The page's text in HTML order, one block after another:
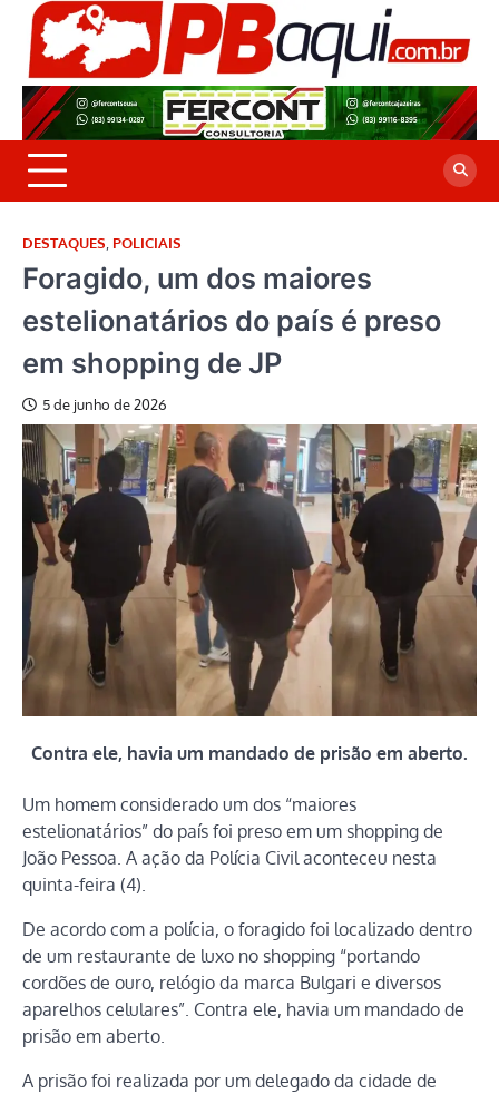
Skip
content
DESTAQUES POLICIAIS
Foragido, um dos maiores
estelionatários do país é preso
em shopping de JP
5 de junho de 2026
Contra ele, havia um mandado de prisão em aberto.
Um homem considerado um dos “maiores
estelionatários” do país foi preso em um shopping de
João Pessoa. A ação da Polícia Civil aconteceu nesta
quinta-feira (4).
De acordo com a polícia, o foragido foi localizado dentro
de um restaurante de luxo no shopping “portando
cordões de ouro, relógio da marca Bulgari e diversos
aparelhos celulares”. Contra ele, havia um mandado de
prisão em aberto.
A prisão foi realizada por um delegado da cidade de